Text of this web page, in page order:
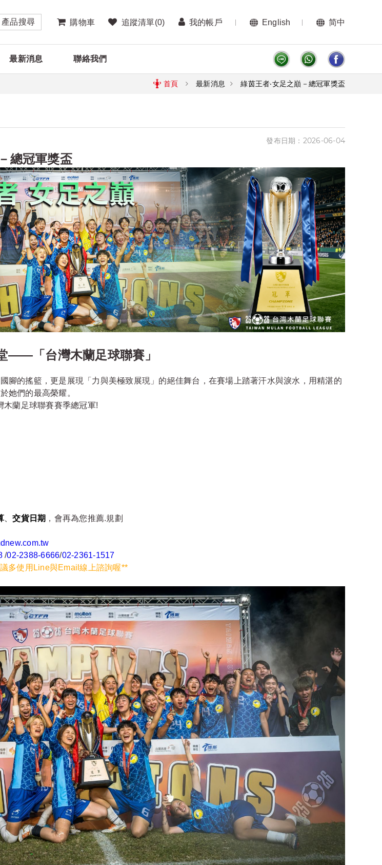
產品搜尋 購物車 追蹤清單(0) 我的帳戶 English 简中
最新消息 聯絡我們
首頁 最新消息 綠茵王者‧女足之巔－總冠軍獎盃
發布日期：2026-06-04
總冠軍獎盃
——「台灣木蘭足球聯賽」
腳的搖籃，更是展現「力與美極致展現」的絕佳舞台，在賽場上踏著汗水與淚水，用精湛的
她們的最高榮耀。
木蘭足球聯賽賽季總冠軍!
、交貨日期 ，會再為您推薦.規劃
/02-2388-6666/02-2361-1517
多使用Line與Email線上諮詢喔**